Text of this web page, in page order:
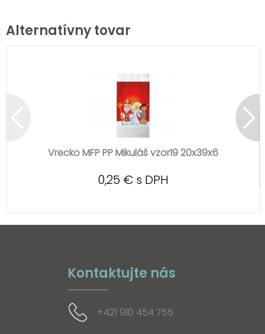
Alternatívny tovar
Vrecko MFP PP Mikuláš vzor19 20x39x6
0,25 € s DPH
Kontaktujte nás
+421 910 454 755